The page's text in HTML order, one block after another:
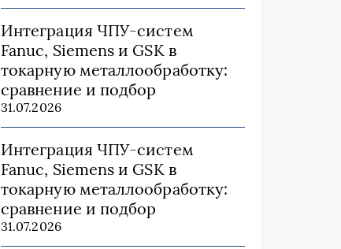
Интеграция ЧПУ-систем
Fanuc, Siemens и GSK в
токарную металлообработку:
сравнение и подбор
31.07.2026
Интеграция ЧПУ-систем
Fanuc, Siemens и GSK в
токарную металлообработку:
сравнение и подбор
31.07.2026